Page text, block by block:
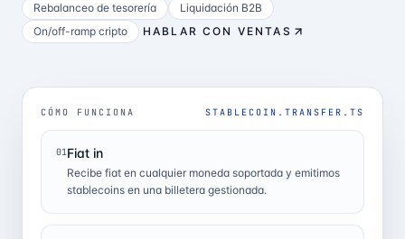
Rebalanceo de tesorería
Liquidación B2B
On/off-ramp cripto
HABLAR CON VENTAS
CÓMO FUNCIONA STABLECOIN.TRANSFER.TS
01Fiat in
Recibe fiat en cualquier moneda soportada y emitimos
stablecoins en una billetera gestionada.